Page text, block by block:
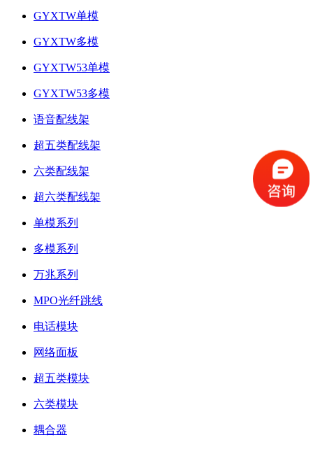
GYXTW单模
GYXTW多模
GYXTW53单模
GYXTW53多模
语音配线架
超五类配线架
六类配线架
超六类配线架
单模系列
多模系列
万兆系列
MPO光纤跳线
电话模块
网络面板
超五类模块
六类模块
耦合器